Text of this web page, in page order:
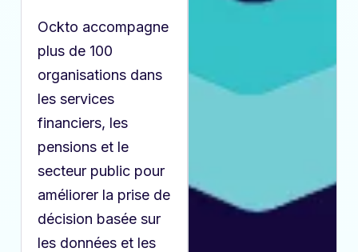
Ockto accompagne
plus de 100
organisations dans
les services
financiers, les
pensions et le
secteur public pour
améliorer la prise de
décision basée sur
les données et les